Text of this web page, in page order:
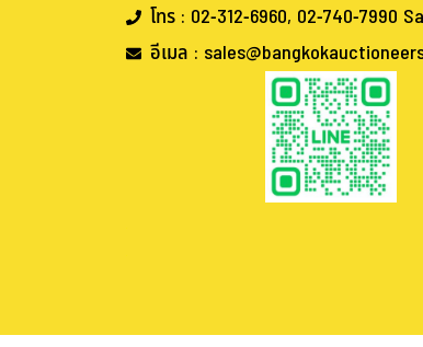
FOLLOW BANGKOKAUCTIONEERS